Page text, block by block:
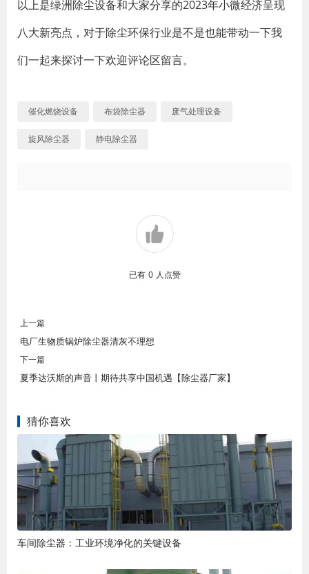
以上是绿洲除尘设备和大家分享的2023年小微经济呈现
八大新亮点，对于除尘环保行业是不是也能带动一下我
们一起来探讨一下欢迎评论区留言。
催化燃烧设备 布袋除尘器 废气处理设备
旋风除尘器 静电除尘器
已有 0 人点赞
上一篇
电厂生物质锅炉除尘器清灰不理想
下一篇
夏季达沃斯的声音丨期待共享中国机遇【除尘器厂家】
猜你喜欢
车间除尘器：工业环境净化的关键设备